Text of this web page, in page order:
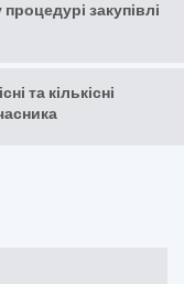
закупівлі
та кількісні